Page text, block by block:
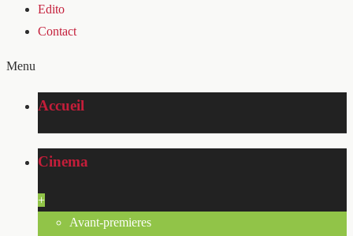
Edito
Contact
Menu
Accueil
Cinema
+
Avant-premieres